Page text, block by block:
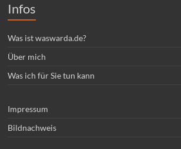
Infos
Was ist waswarda.de?
Über mich
Was ich für Sie tun kann
Impressum
Bildnachweis